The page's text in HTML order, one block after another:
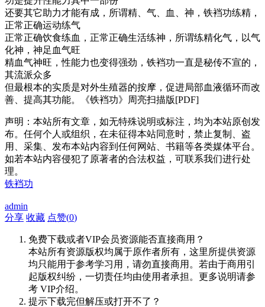
还要其它助力才能有成，所谓精、气、血、神，铁裆功练精，
正常正确运动练气
正常正确饮食练血，正常正确生活练神，所谓练精化气，以气
化神，神足血气旺
精血气神旺，性能力也变得强劲，铁裆功一直是秘传不宣的，
其流派众多
但最根本的实质是对外生殖器的按摩，促进局部血液循环而改
善、提高其功能。《铁裆功》周亮扫描版[PDF]
声明：本站所有文章，如无特殊说明或标注，均为本站原创发
布。任何个人或组织，在未征得本站同意时，禁止复制、盗
用、采集、发布本站内容到任何网站、书籍等各类媒体平台。
如若本站内容侵犯了原著者的合法权益，可联系我们进行处
理。
铁裆功
admin
分享 收藏 点赞(0)
免费下载或者VIP会员资源能否直接商用？
本站所有资源版权均属于原作者所有，这里所提供资源
均只能用于参考学习用，请勿直接商用。若由于商用引
起版权纠纷，一切责任均由使用者承担。更多说明请参
考 VIP介绍。
提示下载完但解压或打开不了？